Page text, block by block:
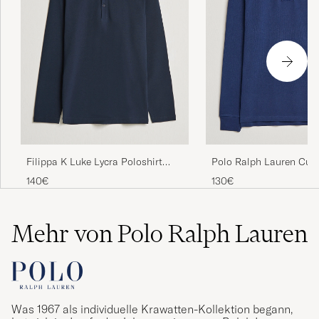
Fint farge blå, finere en på bilde.
BRITA T GEKAUFT AM AUF CAREOFCARL.NO
TOBIAS L GEKAUFT AM AUF CAREOFCARL.SE
JILL S GEKAUFT AM AUF CAREOFCARL.SE
Filippa K Luke Lycra Poloshirt
Navy
140€
Polo Ralph Lauren
Fit Long Sleeve Polo
130€
Mehr von Polo Ralph Lauren
Was 1967 als individuelle Krawatten-Kollektion begann,